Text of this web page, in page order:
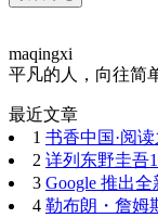
maqingxi
平凡的人，向往简
最近文章
1 书香中国·阅
2 详列东野圭吾
3 Google 推出
4 勒布朗・詹姆